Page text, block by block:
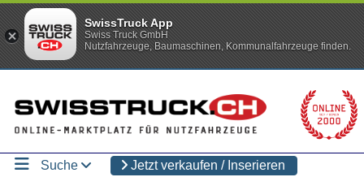
Suche Jetzt verkaufen / Inserieren
SwissTruck App
Swiss Truck GmbH
Nutzfahrzeuge, Baumaschinen, Kommunalfahrzeuge finden.